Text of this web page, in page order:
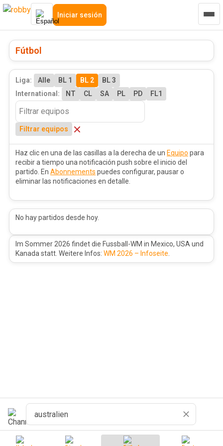
Iniciar sesión
Fútbol
Liga: Alle BL 1 BL 2
BL 3
International:
NT CL SA PL PD FL1
Filtrar equipos
Haz clic en una de las casillas a la derecha de un Equipo para
recibir a tiempo una notificación push sobre el inicio del
partido. En Abonnements puedes configurar, pausar o
eliminar las notificaciones en detalle.
No hay partidos desde hoy.
Im Sommer 2026 findet die Fussball-WM in Mexico, USA und
Kanada statt. Weitere Infos: WM 2026 – Infoseite
Buscar